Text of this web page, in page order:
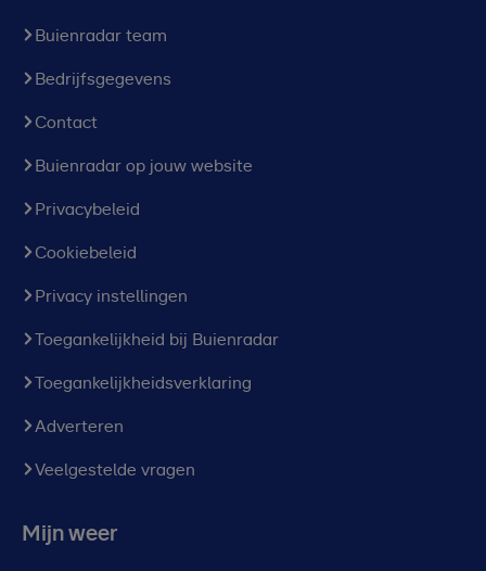
Buienradar team
Bedrijfsgegevens
Contact
Buienradar op jouw website
Privacybeleid
Cookiebeleid
Privacy instellingen
Toegankelijkheid bij Buienradar
Toegankelijkheidsverklaring
Adverteren
Veelgestelde vragen
Mijn weer